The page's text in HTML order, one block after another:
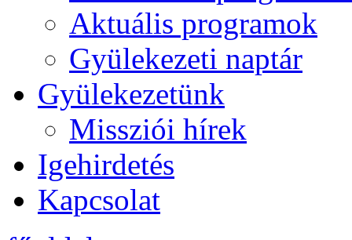
Aktuális programok
Gyülekezeti naptár
Gyülekezetünk
Missziói hírek
Igehirdetés
Kapcsolat